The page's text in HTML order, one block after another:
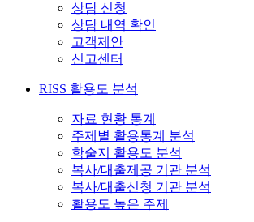
상담 신청
상담 내역 확인
고객제안
신고센터
RISS 활용도 분석
자료 현황 통계
주제별 활용통계 분석
학술지 활용도 분석
복사/대출제공 기관 분석
복사/대출신청 기관 분석
활용도 높은 주제